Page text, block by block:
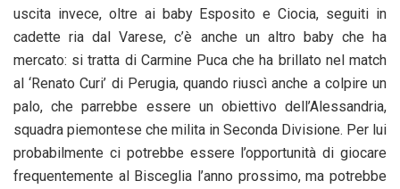
uscita invece, oltre ai baby Esposito e Ciocia, seguiti in
cadette ria dal Varese, c’è anche un altro baby che ha
mercato: si tratta di Carmine Puca che ha brillato nel match
al ‘Renato Curi’ di Perugia, quando riuscì anche a colpire un
palo, che parrebbe essere un obiettivo dell’Alessandria,
squadra piemontese che milita in Seconda Divisione. Per lui
probabilmente ci potrebbe essere l’opportunità di giocare
frequentemente al Bisceglia l’anno prossimo, ma potrebbe